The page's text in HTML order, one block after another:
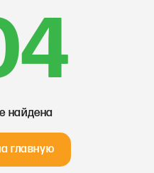
найдена
главную